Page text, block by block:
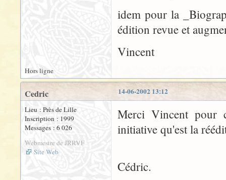
idem pour la
édition revue et
Vincent
Hors ligne
14-06-2002 13:12
Cedric
Lieu : Près de Lille
Inscription : 1999
Messages : 6 026
Webmestre de JRRVF
Site Web
Merci Vincent pour
initiative qu'est la
Cédric.